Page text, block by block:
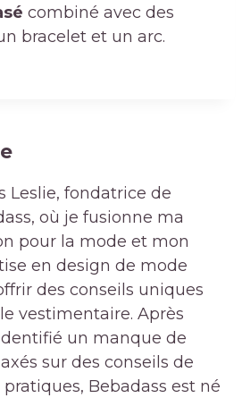
combiné avec des
bracelet et un arc.
Leslie, fondatrice de
où je fusionne ma
pour la mode et mon
en design de mode
des conseils uniques
vestimentaire. Après
un manque de
sur des conseils de
Bebadass est né